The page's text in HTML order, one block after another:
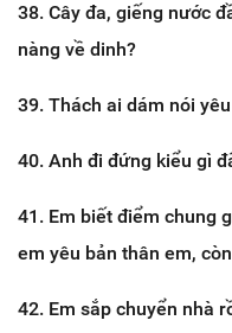
38. Cây đa, giếng nước
nàng về dinh?
39. Thách ai dám nói
40. Anh đi đứng kiểu gì
41. Em biết điểm chung
em yêu bản thân em,
42. Em sắp chuyển nhà